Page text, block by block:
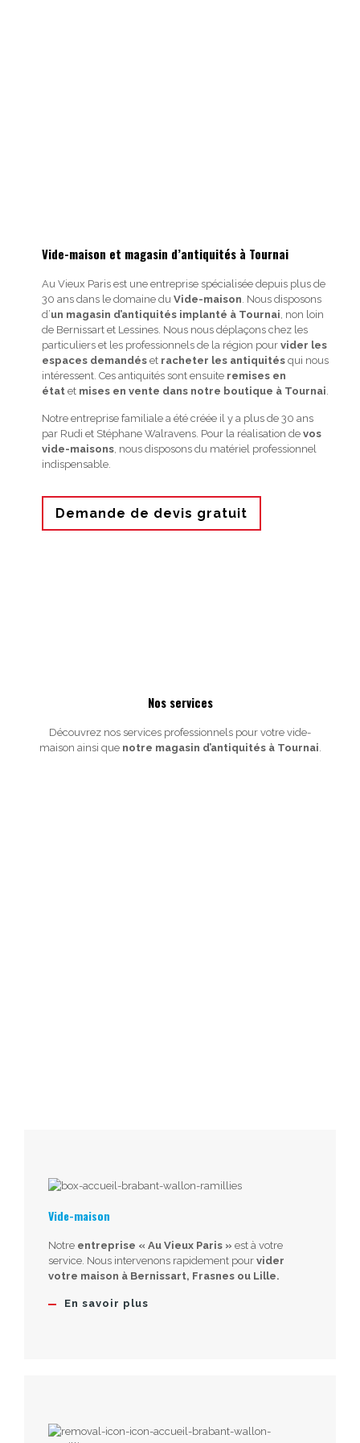
Vide-maison et magasin d’antiquités à Tournai
Au Vieux Paris est une entreprise spécialisée depuis plus de
30 ans dans le domaine du Vide-maison . Nous disposons
d’un magasin d’antiquités implanté à Tournai , non loin
de Bernissart et Lessines. Nous nous déplaçons chez les
particuliers et les professionnels de la région pour vider les
espaces demandéset racheter les antiquitésqui nous
intéressent. Ces antiquités sont ensuite remises en
étatet mises en vente dans notre boutique à Tournai
Notre entreprise familiale a été créée il y a plus de 30 ans
par Rudi et Stéphane Walravens. Pour la réalisation de vos
vide-maisons, nous disposons du matériel professionnel
indispensable.
Demande de devis gratuit
Nos services
Découvrez nos services professionnels pour votre vide-
maison ainsi que notre magasin d’antiquités à Tournai
Vide-maison
Notre entreprise « Au Vieux Paris » est à votre
service. Nous intervenons rapidement pour vider
votre maison à Bernissart, Frasnes ou Lille.
En savoir plus